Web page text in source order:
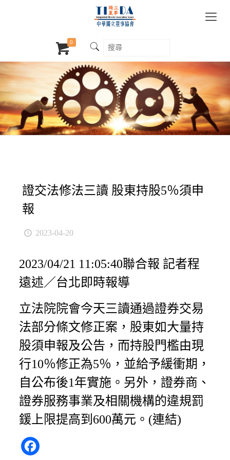
0
證交法修法三讀 股東持股5％須申
報
2023-04-20
2023/04/21 11:05:40聯合報 記者程
遠述／台北即時報導
立法院院會今天三讀通過證券交易
法部分條文修正案，股東如大量持
股須申報及公告，而持股門檻由現
行10％修正為5％，並給予緩衝期，
自公布後1年實施。另外，證券商、
證券服務事業及相關機構的違規罰
鍰上限提高到600萬元。(連結)
Facebook